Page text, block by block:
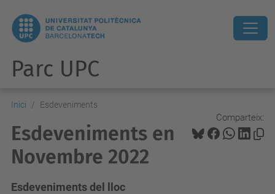
Parc UPC
Inici Esdeveniments
Comparteix:
Esdeveniments en
Novembre 2022
Esdeveniments del lloc